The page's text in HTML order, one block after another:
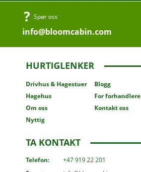
Spør oss
info@bloomcabin.com
HURTIGLENKER
Drivhus& Hagestuer
Hagehus
Om oss
Nyttig
Blogg
For forhandlere
Kontakt oss
TA KONTAKT
Telefon:
+47 919 22 201